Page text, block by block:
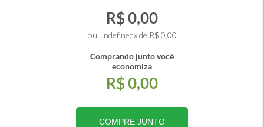
R$ 0,00
ou undefinedx de R$ 0,00
Comprando junto você
economiza
R$ 0,00
COMPRE JUNTO